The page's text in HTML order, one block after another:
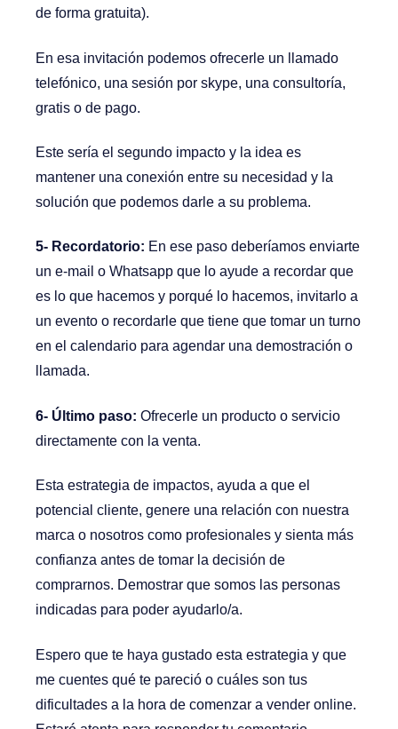
de forma gratuita).
En esa invitación podemos ofrecerle un llamado
telefónico, una sesión por skype, una consultoría,
gratis o de pago.
Este sería el segundo impacto y la idea es
mantener una conexión entre su necesidad y la
solución que podemos darle a su problema.
5- Recordatorio: En ese paso deberíamos enviarte
un e-mail o Whatsapp que lo ayude a recordar que
es lo que hacemos y porqué lo hacemos, invitarlo a
un evento o recordarle que tiene que tomar un turno
en el calendario para agendar una demostración o
llamada.
6- Último paso: Ofrecerle un producto o servicio
directamente con la venta.
Esta estrategia de impactos, ayuda a que el
potencial cliente, genere una relación con nuestra
marca o nosotros como profesionales y sienta más
confianza antes de tomar la decisión de
comprarnos. Demostrar que somos las personas
indicadas para poder ayudarlo/a.
Espero que te haya gustado esta estrategia y que
me cuentes qué te pareció o cuáles son tus
dificultades a la hora de comenzar a vender online.